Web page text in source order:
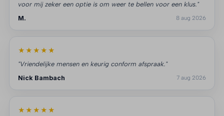
voor mij zeker een optie is om weer te bellen voor een klus."
M.
8 aug 2026
★★★★★
"Vriendelijke mensen en keurig conform afspraak."
Nick Bambach
7 aug 2026
★★★★★